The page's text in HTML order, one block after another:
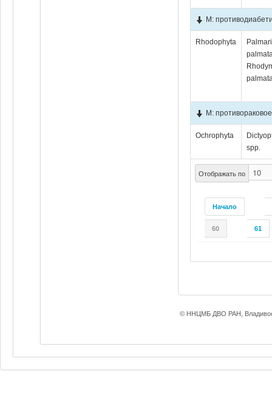
Отображать по
Начало
60 61
М:
Rhodophyta
М: противораковое
Ochrophyta
spp.
© ННЦМБ ДВО РАН,